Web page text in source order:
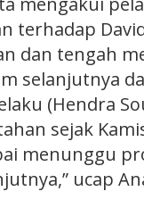
terhadap
dan tengah
selanjutnya
(Hendra
sejak
menunggu
ucap